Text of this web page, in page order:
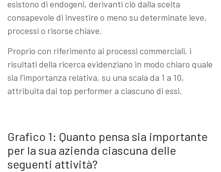
esistono di endogeni, derivanti ciò dalla scelta
consapevole di investire o meno su determinate leve,
processi o risorse chiave.
Proprio con riferimento ai processi commerciali, i
risultati della ricerca evidenziano in modo chiaro quale
sia l’importanza relativa, su una scala da 1 a 10,
attribuita dai top performer a ciascuno di essi.
Grafico 1: Quanto pensa sia importante
per la sua azienda ciascuna delle
seguenti attività?